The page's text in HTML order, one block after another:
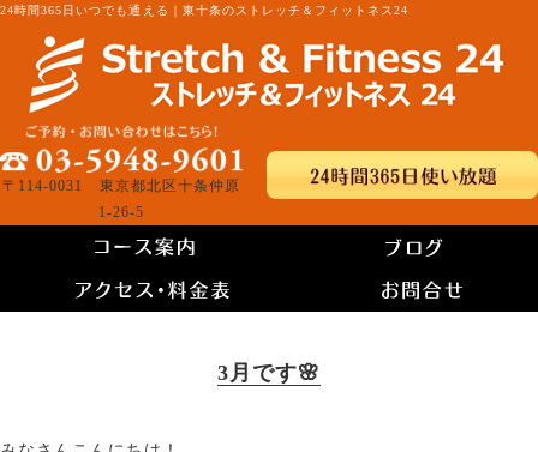
24時間365日いつでも通える｜東十条のストレッチ＆フィットネス24
〒114-0031 東京都北区十条仲原
1-26-5
3月です🌸